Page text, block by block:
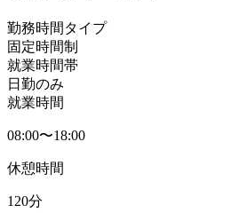
勤務時間タイプ
固定時間制
就業時間帯
日勤のみ
就業時間
08:00〜18:00
休憩時間
120分